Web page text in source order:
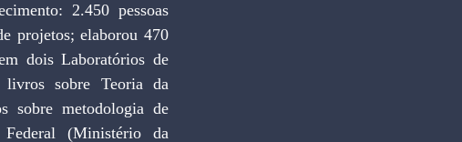
2.450 pessoas
projetos; elaborou 470
dois Laboratórios de
livros sobre Teoria da
sobre metodologia de
Federal (Ministério da